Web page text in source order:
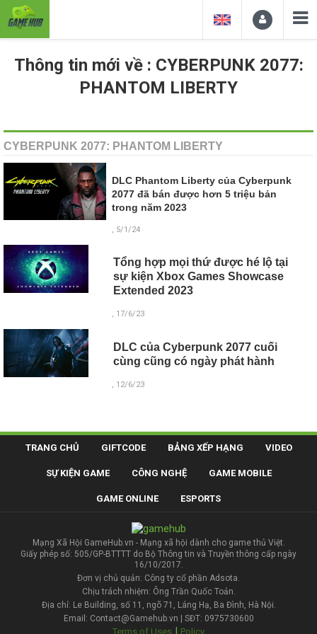
Thông tin mới về : CYBERPUNK 2077:
PHANTOM LIBERTY
CYBERPUNK 2077: PHANTOM LIBERTY
DLC Phantom Liberty của Cyberpunk
2077 đã bán được hơn 5 triệu bản
trong năm 2023
, 5/1/24
Tổng hợp mọi thứ được hé lộ tại
sự kiện Xbox Games Showcase
Extended 2023
, 17/6/23
DLC của Cyberpunk 2077 cuối
cùng cũng có ngày phát hành
, 12/6/23
TRANG CHỦ GIFTCODE BẢNG XẾP HẠNG VIDEO
SỰ KIỆN GAME CÔNG NGHỆ GAME MOBILE
GAME ONLINE ESPORTS
Mạng Xã Hội GameHub.vn - Mạng xã hội dành cho game thủ Việt.
Giấy phép số: 505/GP-BTTTT do Bộ Thông tin và Truyền thông cấp ngày
16/10/2017.
Đơn vị chủ quản: Công ty cổ phần Adsota.
Chịu trách nhiệm: Ông Trần Quốc Toản.
Địa chỉ: Le Building, số 11, ngõ 71, Láng Hạ, Ba Đình, Hà Nội.
Email: Contact@Gamehub.vn | SĐT: 0975730600
Terms of Uses | Policy